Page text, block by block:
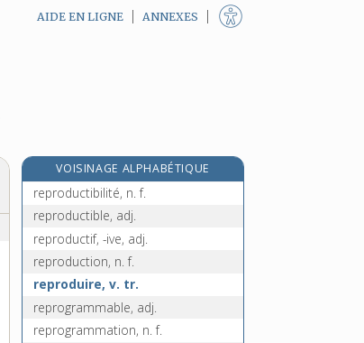
AIDE EN LIGNE ANNEXES
VOISINAGE ALPHABÉTIQUE
reproducteur, -trice, adj.
reproductibilité, n. f.
reproductible, adj.
reproductif, -ive, adj.
reproduction, n. f.
reproduire, v. tr.
reprogrammable, adj.
reprogrammation, n. f.